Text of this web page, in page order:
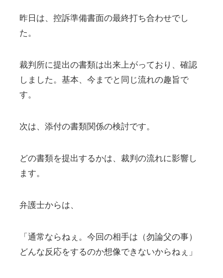
昨日は、控訴準備書面の最終打ち合わせでし
た。
裁判所に提出の書類は出来上がっており、確認
しました。基本、今までと同じ流れの趣旨で
す。
次は、添付の書類関係の検討です。
どの書類を提出するかは、裁判の流れに影響し
ます。
弁護士からは、
「通常ならねぇ。今回の相手は（勿論父の事）
どんな反応をするのか想像できないからねぇ」